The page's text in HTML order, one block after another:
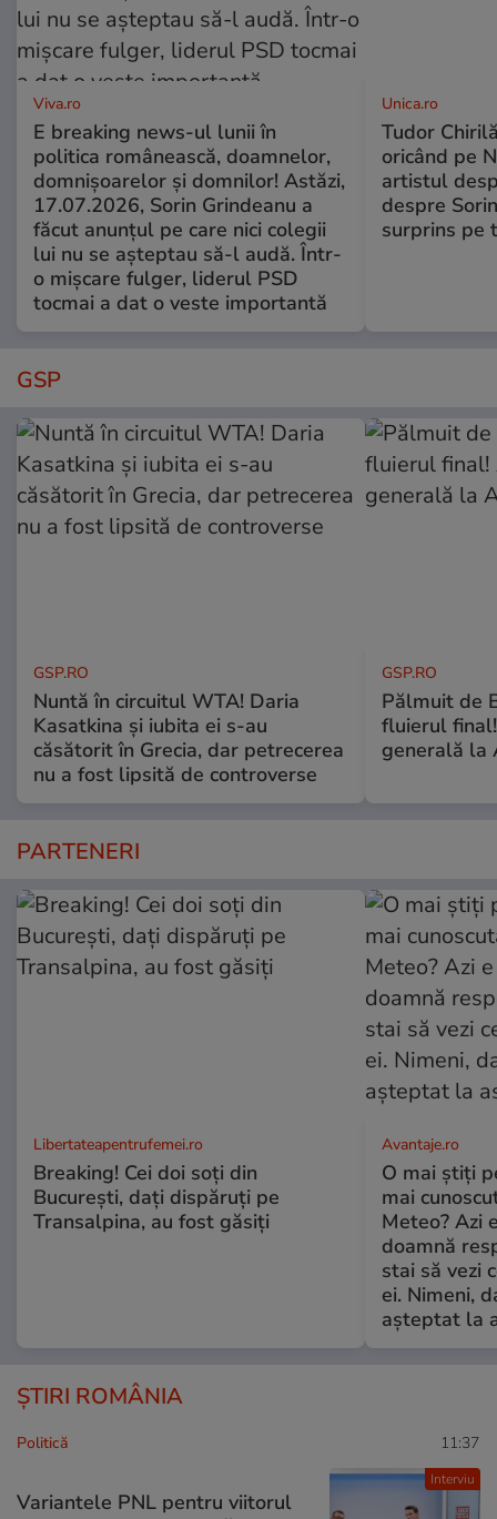
Viva.ro
E breaking news-ul lunii în
politica românească, doamnelor,
domnișoarelor și domnilor! Astăzi,
17.07.2026, Sorin Grindeanu a
făcut anunțul pe care nici colegii
lui nu se așteptau să-l audă. Într-
o mișcare fulger, liderul PSD
tocmai a dat o veste importantă
Unica.ro
Tudor
oricând pe
artistul
despre
surprins pe
GSP
GSP.RO
Nuntă în circuitul WTA! Daria
Kasatkina și iubita ei s-au
căsătorit în Grecia, dar petrecerea
nu a fost lipsită de controverse
GSP.RO
Pălmuit de
fluierul
generală la
PARTENERI
Libertateapentrufemei.ro
Breaking! Cei doi soți din
București, dați dispăruți pe
Transalpina, au fost găsiți
Avantaje.ro
O mai știți
mai
Meteo? Azi
doamnă
stai să vezi
ei. Nimeni,
așteptat la
ȘTIRI ROMÂNIA
Interviu
Politică 11:37
Variantele PNL pentru viitorul